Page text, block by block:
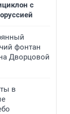
с
фонтан
Дворцовой
в